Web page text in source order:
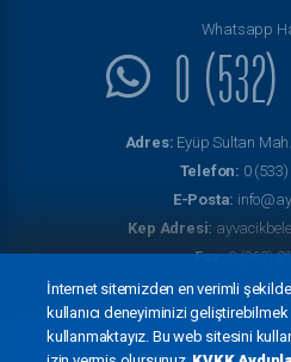
Whatsapp
0
Adres: Eyüp Sultan
Telefon: 0
E-Posta:
Kep Adresi:
Fax:0 (362)
İnternet sitemizden en verimli
kullanıcı deneyiminizi
kullanmaktayız. Bu web sitesini